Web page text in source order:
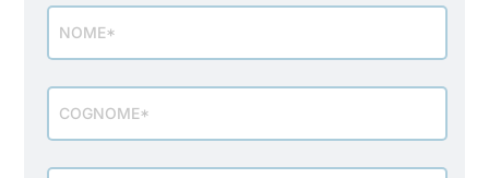
richiesta
info
veicolo